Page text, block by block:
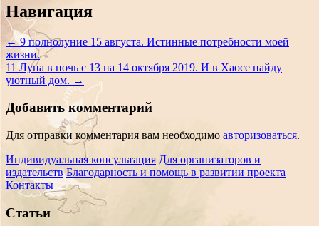
Сообщение
навигации
Навигация
←9 полнолуние 15 августа. Истинные потребности моей
жизни.
11 Луна в ночь с 13 на 14 октября 2019. И в Хаосе найду
уютный дом. →
Добавить комментарий
Для отправки комментария вам необходимо авторизоваться.
Индивидуальная консультация Для организаторов и
издательств Благодарность и помощь в развитии проекта
Контакты
Статьи